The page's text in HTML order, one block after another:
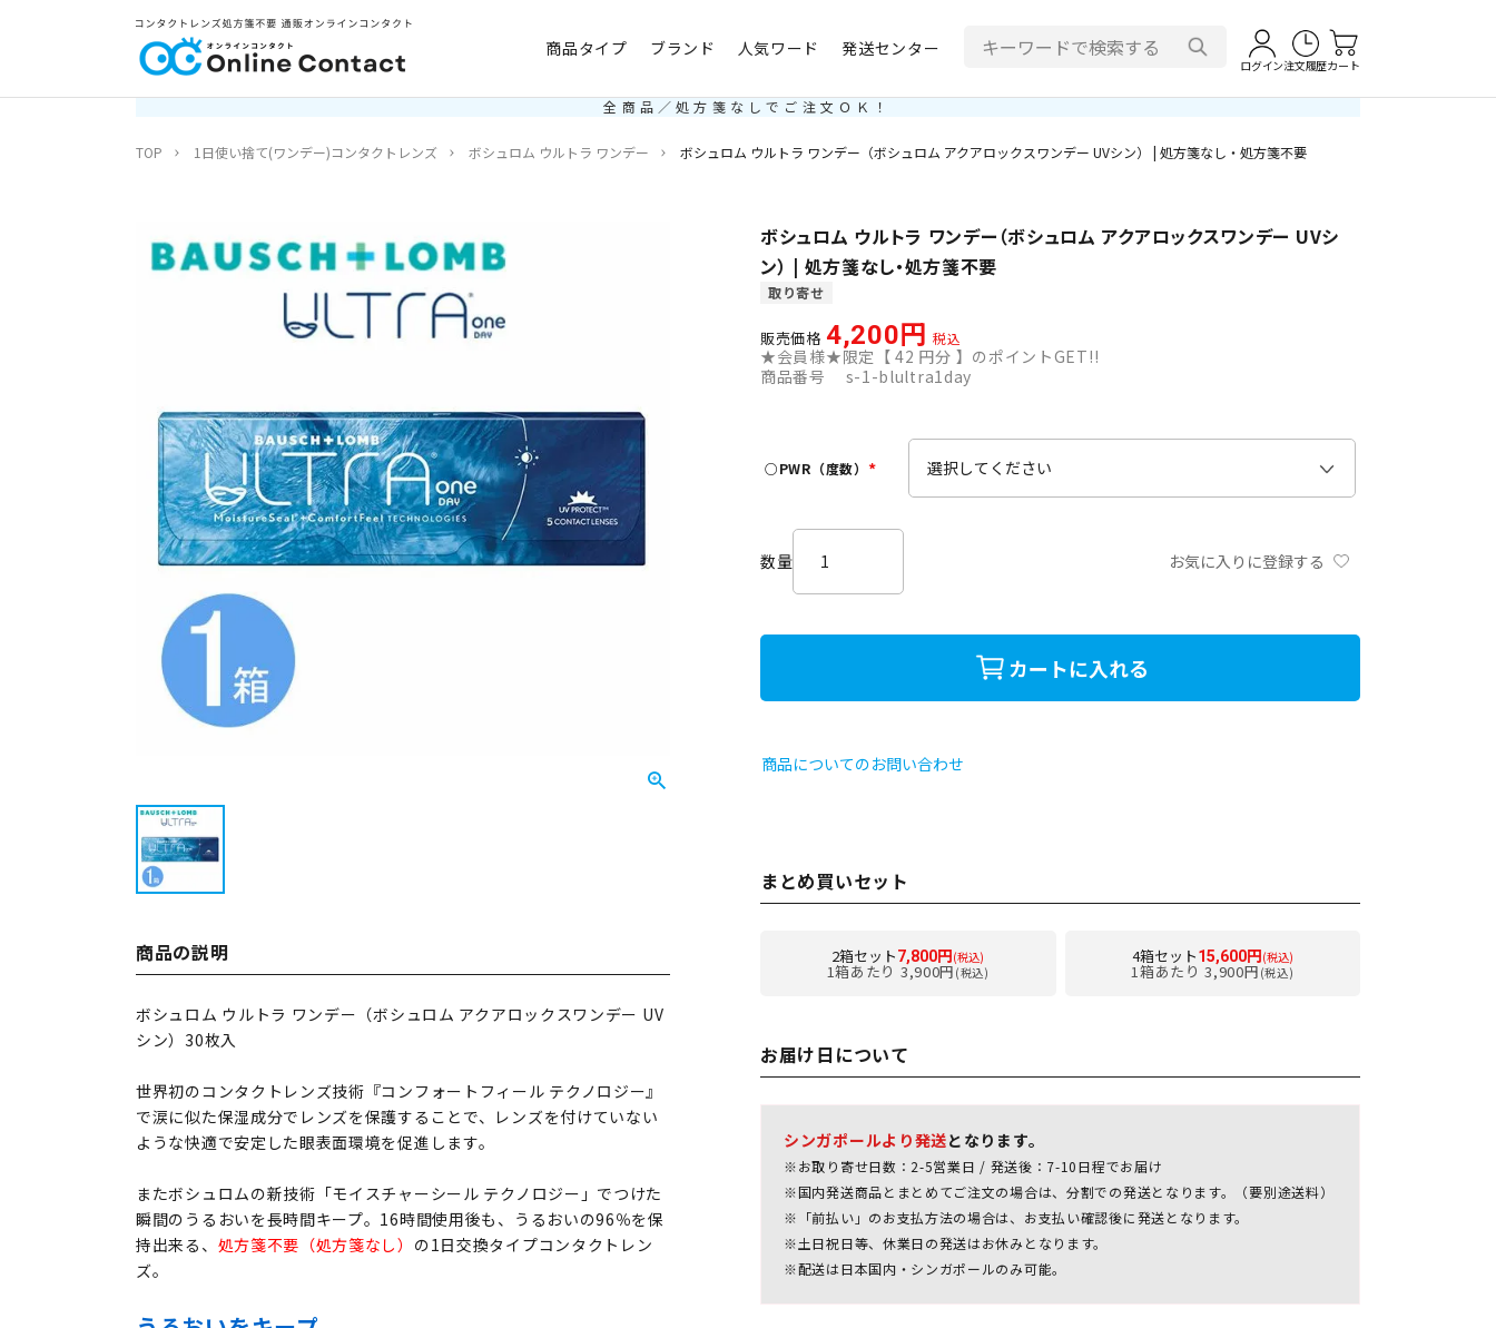
商品タイプ ブランド 人気ワード 発送センター
ログイン注文履歴カート
全商品／処方箋なしでご注文ＯＫ！
TOP 1日使い捨て(ワンデー)コンタクトレンズ ボシュロム ウルトラ ワンデー ボシュロム ウルトラ ワンデー（ボシュロム アクアロックスワンデー UVシン） | 処方箋なし・処方箋不要
ボシュロム ウルトラ ワンデー（ボシュロム アクアロックスワンデー UVシ
ン） | 処方箋なし・処方箋不要
取り寄せ
販売価格 4,200 税込
★会員様★限定【 42 円分 】のポイントGET!!
商品番号
s-1-blultra1day
○PWR（度数）
須
お気に入りに登録する
カートに入れる
商品についてのお問い合わせ
まとめ買いセット
2箱セット7,800円 (税込)
1箱あたり 3,900円(税込)
4箱セット15,600円 (税込)
1箱あたり 3,900円 (税込)
お届け日について
シンガポールより発送となります。
※お取り寄せ日数：2-5営業日 / 発送後：7-10日程でお届け
※国内発送商品とまとめてご注文の場合は、分割での発送となります。（要別途送料）
※「前払い」のお支払方法の場合は、お支払い確認後に発送となります。
※土日祝日等、休業日の発送はお休みとなります。
※配送は日本国内・シンガポールのみ可能。
商品の説明
ボシュロム ウルトラ ワンデー（ボシュロム アクアロックスワンデー UV
シン）30枚入
世界初のコンタクトレンズ技術『コンフォートフィール テクノロジー』
で涙に似た保湿成分でレンズを保護することで、レンズを付けていない
ような快適で安定した眼表面環境を促進します。
またボシュロムの新技術「モイスチャーシール テクノロジー」でつけた
瞬間のうるおいを長時間キープ。16時間使用後も、うるおいの96％を保
持出来る、 処方箋不要（処方箋なし） の1日交換タイプコンタクトレン
ズ。